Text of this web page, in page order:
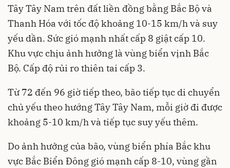
Tây Tây Nam trên đất liền đồng bằng Bắc Bộ và
Thanh Hóa với tốc độ khoảng 10-15 km/h và suy
yếu dần. Sức gió mạnh nhất cấp 8 giật cấp 10.
Khu vực chịu ảnh hưởng là vùng biển vịnh Bắc
Bộ. Cấp độ rủi ro thiên tai cấp 3.
Từ 72 đến 96 giờ tiếp theo, bão tiếp tục di chuyển
chủ yếu theo hướng Tây Tây Nam, mỗi giờ đi được
khoảng 5-10 km/h và tiếp tục suy yếu thêm.
Do ảnh hưởng của bão, vùng biển phía Bắc khu
vực Bắc Biển Đông gió mạnh cấp 8-10, vùng gần